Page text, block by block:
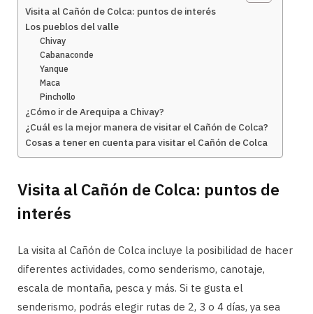
Visita al Cañón de Colca: puntos de interés
Los pueblos del valle
Chivay
Cabanaconde
Yanque
Maca
Pinchollo
¿Cómo ir de Arequipa a Chivay?
¿Cuál es la mejor manera de visitar el Cañón de Colca?
Cosas a tener en cuenta para visitar el Cañón de Colca
Visita al Cañón de Colca: puntos de
interés
La visita al Cañón de Colca incluye la posibilidad de hacer
diferentes actividades, como senderismo, canotaje,
escala de montaña, pesca y más. Si te gusta el
senderismo, podrás elegir rutas de 2, 3 o 4 días, ya sea